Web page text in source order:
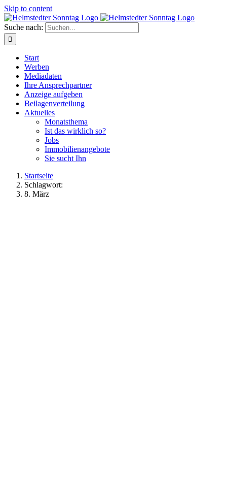
Skip to content
Suche nach:
Start
Werben
Mediadaten
Ihre Ansprechpartner
Anzeige aufgeben
Beilagenverteilung
Aktuelles
Monatsthema
Ist das wirklich so?
Jobs
Immobilienangebote
Sie sucht Ihn
Startseite
Schlagwort:
8. März